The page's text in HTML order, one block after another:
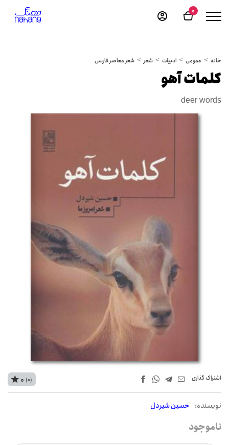
0
خانه عمومی ادبیات شعر شعر معاصر فارسی
کلمات آهو
deer words
اشتراک‌ گذاری
نويسنده: حسین شیردل
0 (0)
ناموجود